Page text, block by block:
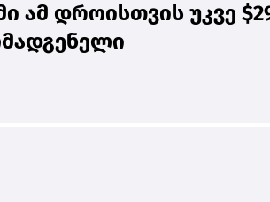
ამ დროისთვის უკვე